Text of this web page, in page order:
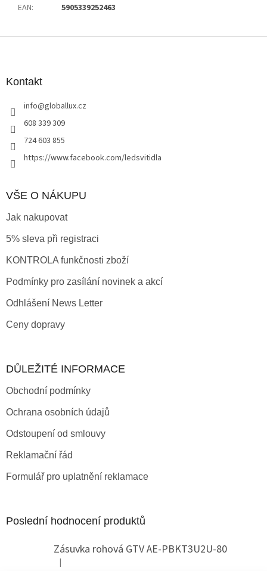
EAN: 5905339252463
Kontakt
info@globallux.cz
608 339 309
724 603 855
https://www.facebook.com/ledsvitidla
VŠE O NÁKUPU
Jak nakupovat
5% sleva při registraci
KONTROLA funkčnosti zboží
Podmínky pro zasílání novinek a akcí
Odhlášení News Letter
Ceny dopravy
DŮLEŽITÉ INFORMACE
Obchodní podmínky
Ochrana osobních údajů
Odstoupení od smlouvy
Reklamační řád
Formulář pro uplatnění reklamace
Poslední hodnocení produktů
Zásuvka rohová GTV AE-PBKT3U2U-80
Hodnocení produktu je 2 z 5 hvězdiček.
|